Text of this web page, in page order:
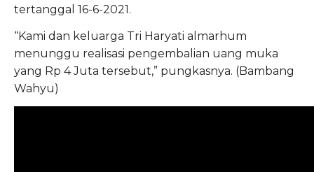
tertanggal 16-6-2021.
“Kami dan keluarga Tri Haryati almarhum
menunggu realisasi pengembalian uang muka
yang Rp 4 Juta tersebut,” pungkasnya. (Bambang
Wahyu)